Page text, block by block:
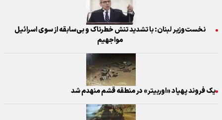
نخست‌وزیر لبنان: با تشدید تنش خطرناک و بی‌سابقه از سوی اسرائیل
مواجهیم
یک فروند پهپاد «اوربیتر» در منطقه قشم منهدم شد